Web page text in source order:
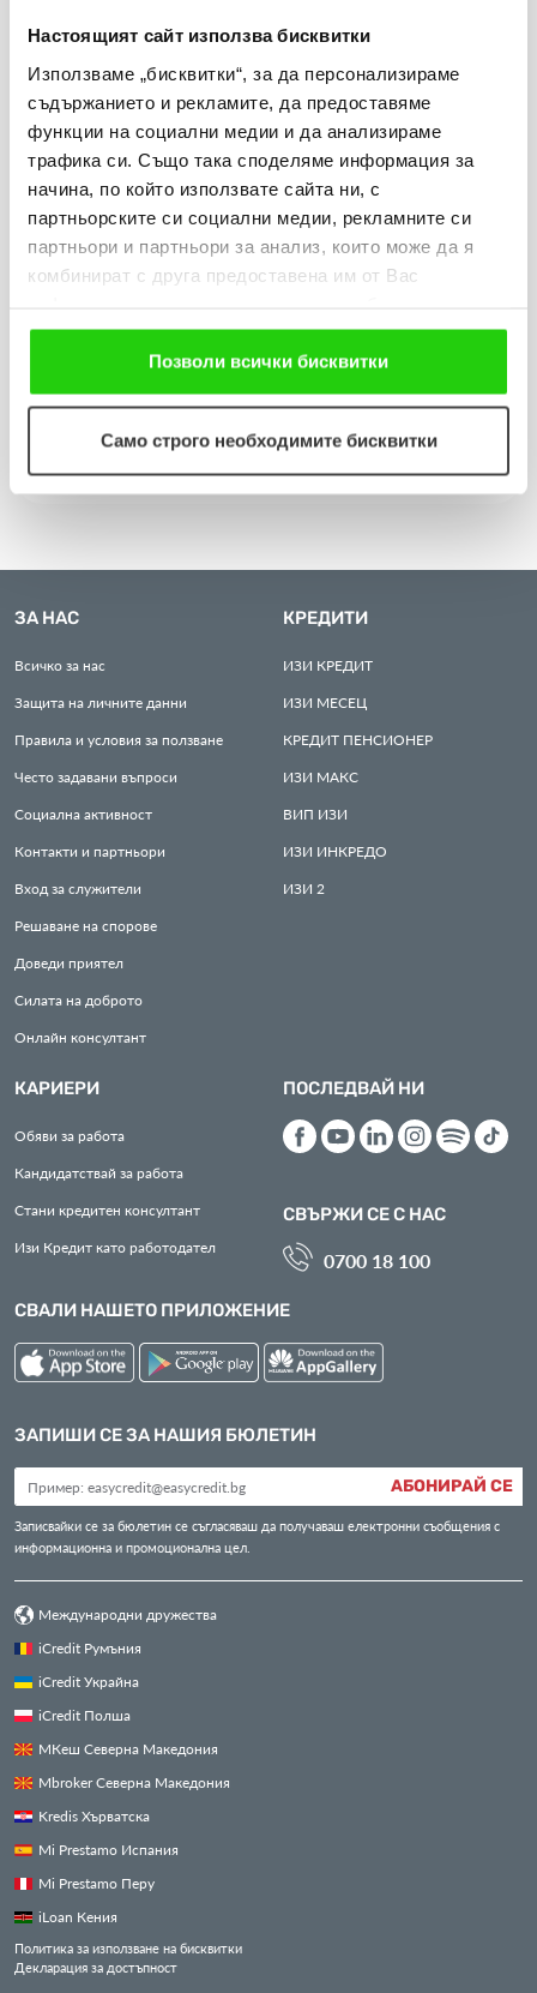
Настоящият сайт използва бисквитки
Използваме „бисквитки“, за да персонализираме
съдържанието и рекламите, да предоставяме
функции на социални медии и да анализираме
трафика си. Също така споделяме информация за
начина, по който използвате сайта ни, с
партньорските си социални медии, рекламните си
партньори и партньори за анализ, които може да я
комбинират с друга предоставена им от Вас
ползването от Ваша страна на услугите им. Ако
продължавате да използвате нашия уебсайт, Вие се
съгласявате с нашите "бисквитки".
Позволи всички бисквитки
Само строго необходимите бисквитки
06.08.2026
Когато мечтите оживяват: 206 детски рисунки, 3
сбъднати желания и 203 изненади
Виж повече
Виж повече
ЗА НАС
Всичко за нас
Защита на личните данни
Правила и условия за ползване
Често задавани въпроси
Социална активност
Контакти и партньори
Вход за служители
Решаване на спорове
Доведи приятел
Силата на доброто
Онлайн консултант
КРЕДИТИ
ИЗИ КРЕДИТ
ИЗИ МЕСЕЦ
КРЕДИТ ПЕНСИОНЕР
ИЗИ МАКС
ВИП ИЗИ
ИЗИ ИНКРЕДО
ИЗИ 2
КАРИЕРИ
Обяви за работа
Кандидатствай за работа
Стани кредитен консултант
Изи Кредит като работодател
ПОСЛЕДВАЙ НИ
СВЪРЖИ СЕ С НАС
0700 18 100
СВАЛИ НАШЕТО ПРИЛОЖЕНИЕ
ЗАПИШИ СЕ ЗА НАШИЯ БЮЛЕТИН
АБОНИРАЙ СЕ
Записвайки се за бюлетин се съгласяваш да получаваш електронни съобщения с
информационна и промоционална цел.
Международни дружества
iCredit Румъния
iCredit Украйна
iCredit Полша
МКеш Северна Македония
Mbroker Северна Македония
Kredis Хърватска
Mi Prestamo Испания
Mi Prestamo Перу
iLoan Кения
Политика за използване на бисквитки
Декларация за достъпност